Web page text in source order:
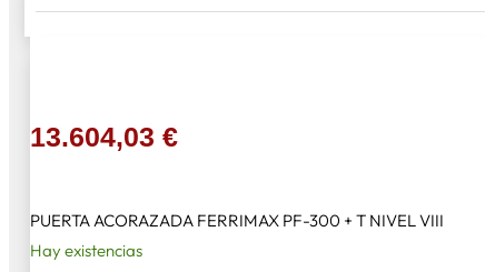
13.604,03 €
PUERTA ACORAZADA FERRIMAX PF-300 + T NIVEL VIII
Hay existencias